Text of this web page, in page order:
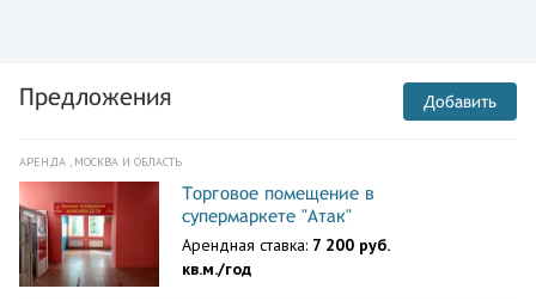
Предложения Добавить
АРЕНДА , МОСКВА И ОБЛАСТЬ
Торговое помещение в
супермаркете "Атак"
Арендная ставка: 7 200 руб.
кв.м./год